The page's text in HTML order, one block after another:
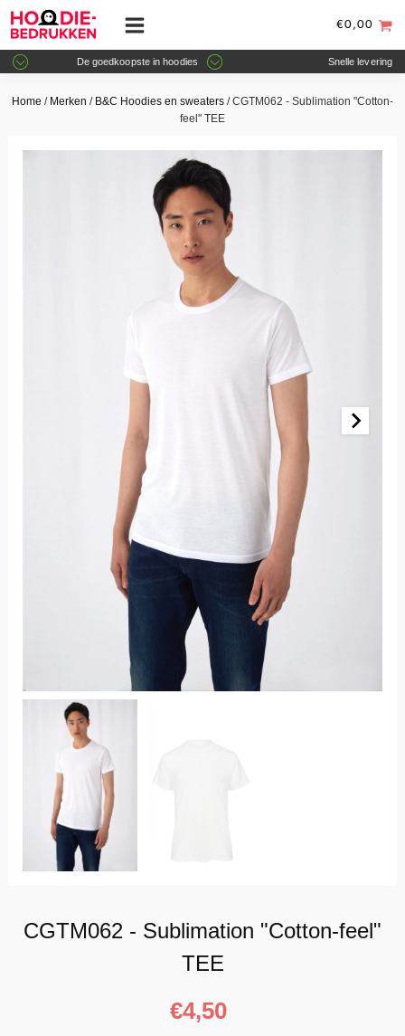
€0,00
De goedkoopste in hoodies Snelle levering
Home / Merken / B&C Hoodies en sweaters / CGTM062 - Sublimation "Cotton-
feel" TEE
CGTM062 - Sublimation "Cotton-feel"
TEE
€4,50